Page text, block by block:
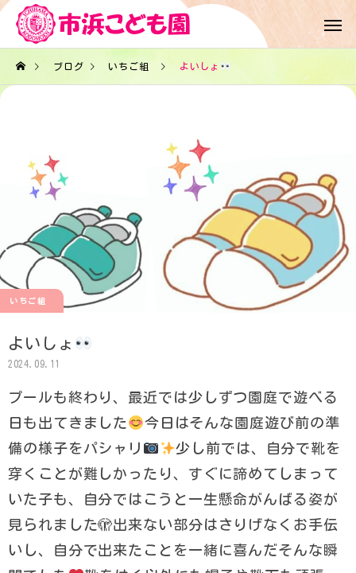
ブログ いちご組 よいしょ
いちご組
よいしょ
2024.09.11
プールも終わり、最近では少しずつ園庭で遊べる
日も出てきました
今日はそんな園庭遊び前の準
備の様子をパシャリ
少し前では、自分で靴を
穿くことが難しかったり、すぐに諦めてしまって
いた子も、自分ではこうと一生懸命がんばる姿が
見られました🫣出来ない部分はさりげなくお手伝
いし、自分で出来たことを一緒に喜んだそんな瞬